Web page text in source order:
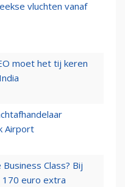
vluchten vanaf
moet het tij keren
Airport
Class? Bij
170 euro extra